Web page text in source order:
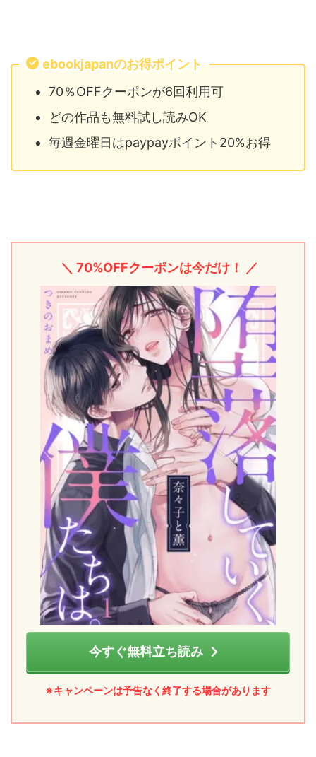
ebookjapanのお得ポイント
70％OFFクーポンが6回利用可
どの作品も無料試し読みOK
毎週金曜日はpaypayポイント20%お得
＼ 70%OFFクーポンは今だけ！ ／
今すぐ無料立ち読み
※キャンペーンは予告なく終了する場合があります